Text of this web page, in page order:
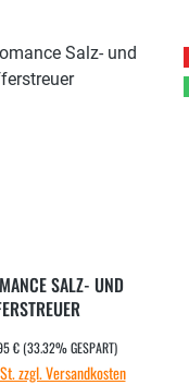
SALZ- UND
PREIS:
€(33.32% GESPART)
zzgl. Versandkosten